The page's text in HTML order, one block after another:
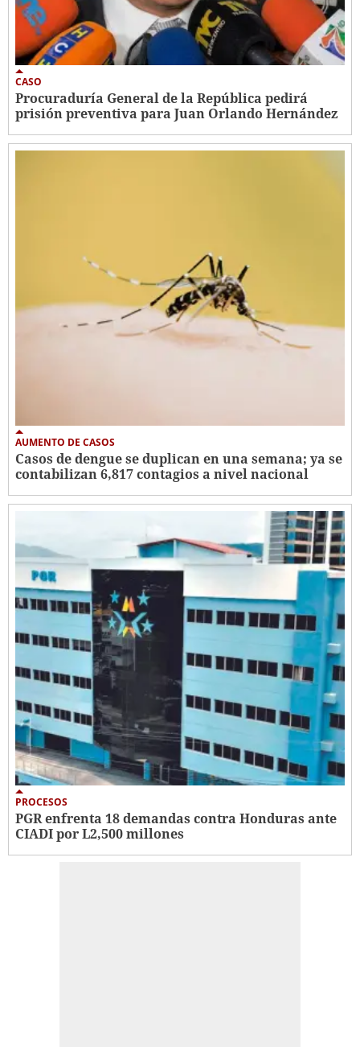
CASO
Procuraduría General de la República pedirá
prisión preventiva para Juan Orlando Hernández
AUMENTO DE CASOS
Casos de dengue se duplican en una semana; ya se
contabilizan 6,817 contagios a nivel nacional
PROCESOS
PGR enfrenta 18 demandas contra Honduras ante
CIADI por L2,500 millones